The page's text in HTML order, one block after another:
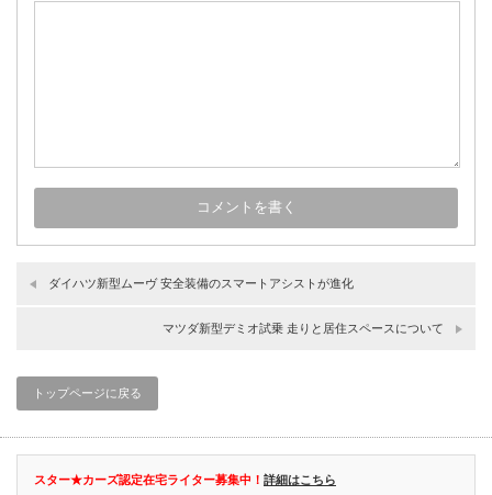
ダイハツ新型ムーヴ 安全装備のスマートアシストが進化
マツダ新型デミオ試乗 走りと居住スペースについて
トップページに戻る
スター★カーズ認定在宅ライター募集中！ 詳細はこちら